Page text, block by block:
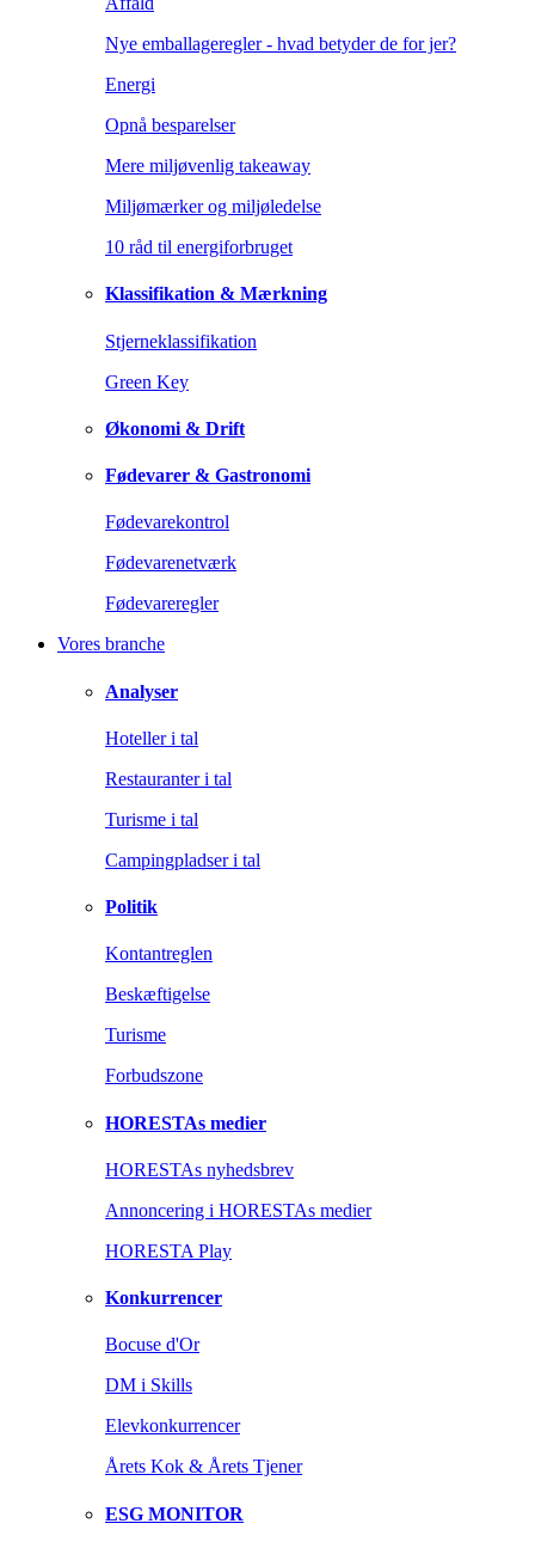
Nye emballageregler - hvad betyder de for jer?
Energi
Opnå besparelser
Mere miljøvenlig takeaway
Miljømærker og miljøledelse
10 råd til energiforbruget
Klassifikation & Mærkning
Stjerneklassifikation
Green Key
Økonomi & Drift
Fødevarer & Gastronomi
Fødevarekontrol
Fødevarenetværk
Fødevareregler
Vores branche
Analyser
Hoteller i tal
Restauranter i tal
Turisme i tal
Campingpladser i tal
Politik
Kontantreglen
Beskæftigelse
Turisme
Forbudszone
HORESTAs medier
HORESTAs nyhedsbrev
Annoncering i HORESTAs medier
HORESTA Play
Konkurrencer
Bocuse d'Or
DM i Skills
Elevkonkurrencer
Årets Kok & Årets Tjener
ESG MONITOR